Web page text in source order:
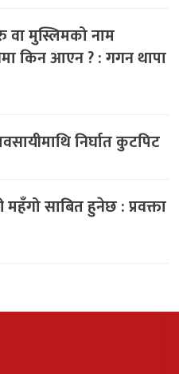
वा मुस्लिमको नाम
किन आएन ? : गगन थापा
निर्घात कुटपिट
महँगो साबित हुनेछ : प्रवक्ता